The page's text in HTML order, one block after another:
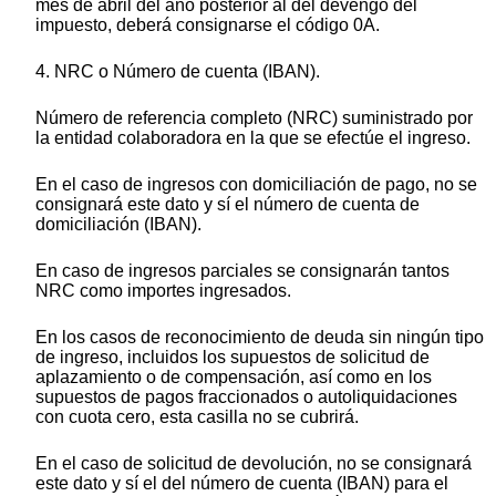
mes de abril del año posterior al del devengo del
impuesto, deberá consignarse el código 0A.
4. NRC o Número de cuenta (IBAN).
Número de referencia completo (NRC) suministrado por
la entidad colaboradora en la que se efectúe el ingreso.
En el caso de ingresos con domiciliación de pago, no se
consignará este dato y sí el número de cuenta de
domiciliación (IBAN).
En caso de ingresos parciales se consignarán tantos
NRC como importes ingresados.
En los casos de reconocimiento de deuda sin ningún tipo
de ingreso, incluidos los supuestos de solicitud de
aplazamiento o de compensación, así como en los
supuestos de pagos fraccionados o autoliquidaciones
con cuota cero, esta casilla no se cubrirá.
En el caso de solicitud de devolución, no se consignará
este dato y sí el del número de cuenta (IBAN) para el